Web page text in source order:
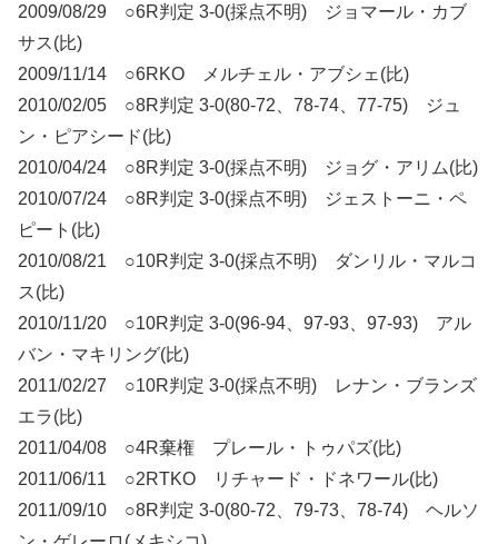
2009/08/29 ○6R判定 3-0(採点不明) ジョマール・カブ
サス(比)
2009/11/14 ○6RKO メルチェル・アブシェ(比)
2010/02/05 ○8R判定 3-0(80-72、78-74、77-75) ジュ
ン・ピアシード(比)
2010/04/24 ○8R判定 3-0(採点不明) ジョグ・アリム(比)
2010/07/24 ○8R判定 3-0(採点不明) ジェストーニ・ペ
ピート(比)
2010/08/21 ○10R判定 3-0(採点不明) ダンリル・マルコ
ス(比)
2010/11/20 ○10R判定 3-0(96-94、97-93、97-93) アル
バン・マキリング(比)
2011/02/27 ○10R判定 3-0(採点不明) レナン・ブランズ
エラ(比)
2011/04/08 ○4R棄権 プレール・トゥパズ(比)
2011/06/11 ○2RTKO リチャード・ドネワール(比)
2011/09/10 ○8R判定 3-0(80-72、79-73、78-74) ヘルソ